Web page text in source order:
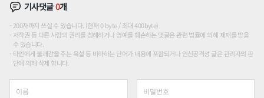
기사댓글0개
200자까지 쓰실 수 있습니다. (현재 0 byte / 최대 400byte)
저작권 등 다른 사람의 권리를 침해하거나 명예를 훼손하는 댓글은 관련 법률에 의해 제재를 받을
수 있습니다.
타인에게 불쾌감을 주는 욕설 등 비하하는 단어가 내용에 포함되거나 인신공격성 글은 관리자의 판
단에 의해 삭제 합니다.